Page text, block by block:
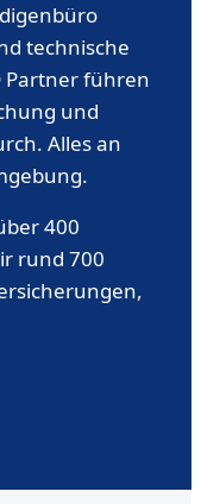
technische
Partner führen
und
Alles an
400
rund 700